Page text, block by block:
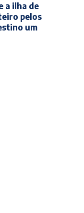
a ilha de
pelos
um